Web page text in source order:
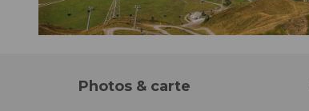
Photos & carte